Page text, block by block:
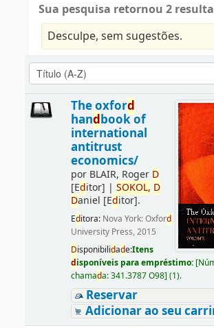
Sua pesquisa retornou 2
Desculpe, sem sugestões.
The oxford
handbook of
international
antitrust
economics/
por BLAIR, Roger D
[Editor] | SOKOL, D
Daniel [Editor].
Editora: Nova York: Oxford
University Press, 2015
Disponibilidade:Itens
disponíveis para empréstimo: [
chamada:341.3787 O98] (1).
Reservar
Adicionar ao seu